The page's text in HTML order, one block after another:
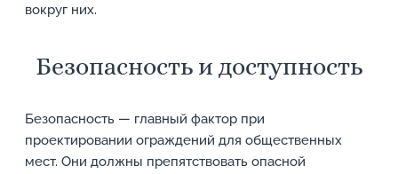
вокруг них.
Безопасность и доступность
Безопасность — главный фактор при
проектировании ограждений для общественных
мест. Они должны препятствовать опасной